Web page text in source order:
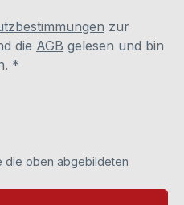
zur
die AGB gelesen und bin
*
die oben abgebildeten